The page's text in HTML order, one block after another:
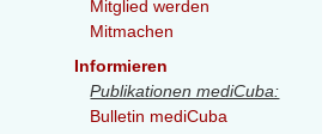
Mitglied werden
Mitmachen
Informieren
Publikationen mediCuba:
Bulletin mediCuba